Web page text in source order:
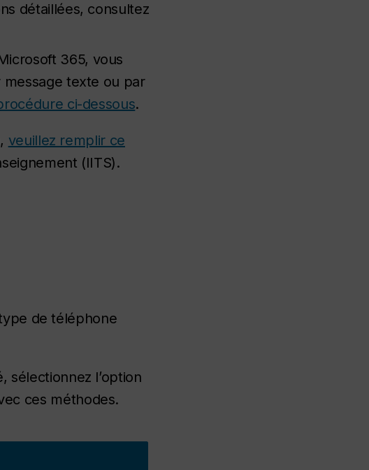
détaillées, consultez
365, vous
message texte ou par
ci-dessous.
veuillez remplir ce
(IITS).
de téléphone
sélectionnez l’option
ces méthodes.